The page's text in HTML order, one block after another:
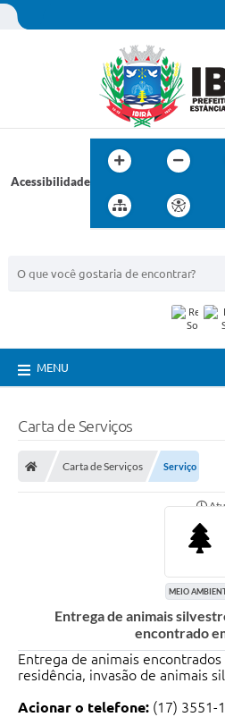
Acessibilidade
MENU
Carta de Serviços
Carta de Serviços Serviço
MEIO
Entrega de animais
encontrado
Entrega de animais
residência, invasão de animais
Acionar o telefone: (17) 3551-